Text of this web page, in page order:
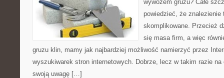
wywozem gruzu? Całe
powiedzieć, że
skomplikowane. Przecież
się masa firm, a więc
gruzu klin, mamy jak najbardziej możliwość namierzyć przez
wyszukiwarek stron internetowych. Dobrze, lecz w takim razie na
swoją uwagę […]